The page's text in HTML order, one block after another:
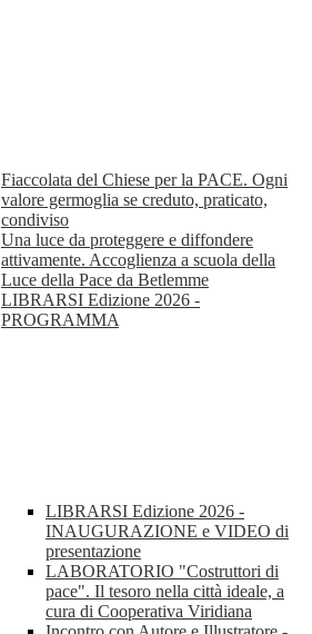
Fiaccolata del Chiese per la PACE. Ogni
valore germoglia se creduto, praticato,
condiviso
Una luce da proteggere e diffondere
attivamente. Accoglienza a scuola della
Luce della Pace da Betlemme
LIBRARSI Edizione 2026 -
PROGRAMMA
LIBRARSI Edizione 2026 -
INAUGURAZIONE e VIDEO di
presentazione
LABORATORIO "Costruttori di
pace". Il tesoro nella città ideale, a
cura di Cooperativa Viridiana